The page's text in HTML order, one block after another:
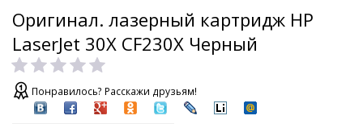
Оригинал. лазерный картридж HP
LaserJet 30X CF230X Черный
Понравилось? Расскажи друзьям!